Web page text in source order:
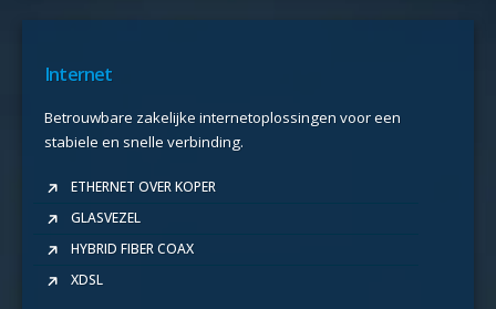
Internet
Betrouwbare zakelijke internetoplossingen voor een
stabiele en snelle verbinding.
ETHERNET OVER KOPER
GLASVEZEL
HYBRID FIBER COAX
XDSL